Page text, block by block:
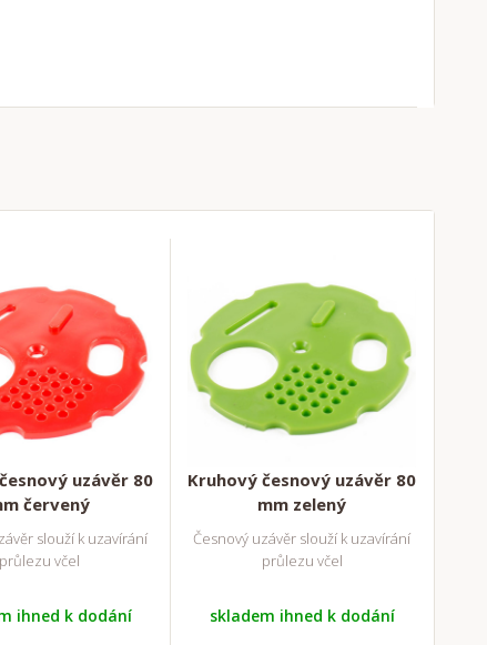
uzávěr 80
červený
slouží k uzavírání
průlezu včel
ihned k dodání
Kruhový česnový uzávěr 80
mm zelený
Česnový uzávěr slouží k uzavírání
průlezu včel
skladem ihned k dodání